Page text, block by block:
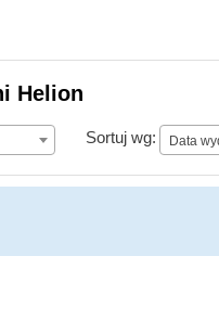
Helion
Sortuj wg: Data
Data